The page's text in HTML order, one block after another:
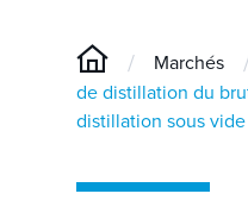
/ Marchés
de distillation du
distillation sous vide